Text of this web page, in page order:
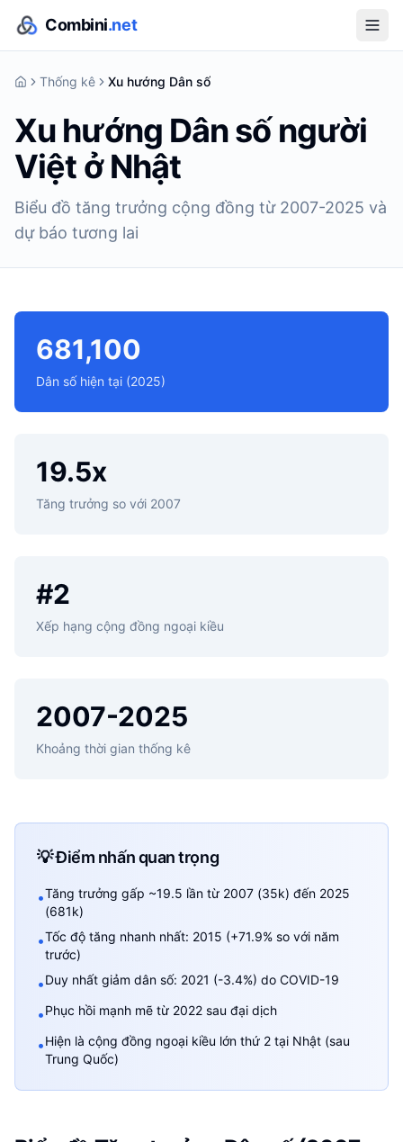
Combini.net
Thống kê Xu hướng Dân số
Xu hướng Dân số người
Việt ở Nhật
Biểu đồ tăng trưởng cộng đồng từ 2007-2025 và
dự báo tương lai
681,100
Dân số hiện tại (2025)
19.5x
Tăng trưởng so với 2007
#2
Xếp hạng cộng đồng ngoại kiều
2007-2025
Khoảng thời gian thống kê
💡 Điểm nhấn quan trọng
•Tăng trưởng gấp ~19.5 lần từ 2007 (35k) đến 2025
(681k)
•Tốc độ tăng nhanh nhất: 2015 (+71.9% so với năm
trước)
•Duy nhất giảm dân số: 2021 (-3.4%) do COVID-19
•Phục hồi mạnh mẽ từ 2022 sau đại dịch
•Hiện là cộng đồng ngoại kiều lớn thứ 2 tại Nhật (sau
Trung Quốc)